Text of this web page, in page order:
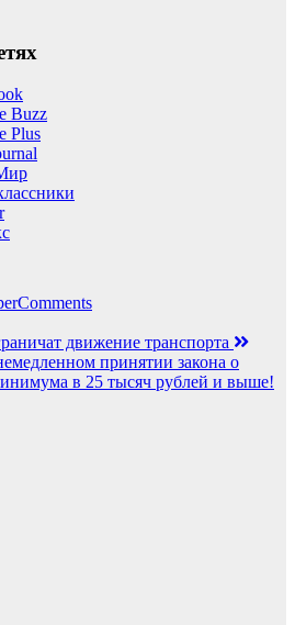
движение транспорта
принятии закона о
в 25 тысяч рублей и выше!